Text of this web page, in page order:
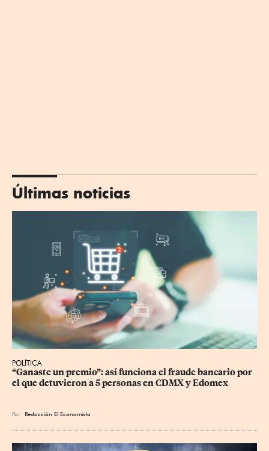
Últimas noticias
POLÍTICA
“Ganaste un premio”: así funciona el fraude bancario por
el que detuvieron a 5 personas en CDMX y Edomex
Por Redacción El Economista